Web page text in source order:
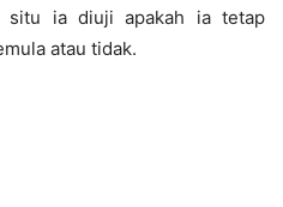
situ ia diuji apakah ia tetap
atau tidak.